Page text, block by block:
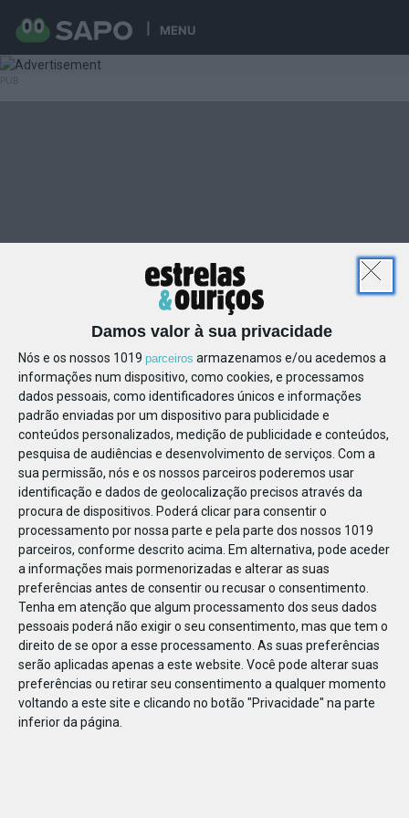
Damos valor à sua privacidade
Nós e os nossos 1019 parceiros armazenamos e/ou acedemos a
informações num dispositivo, como cookies, e processamos
dados pessoais, como identificadores únicos e informações
padrão enviadas por um dispositivo para publicidade e
conteúdos personalizados, medição de publicidade e conteúdos,
pesquisa de audiências e desenvolvimento de serviços. Com a
sua permissão, nós e os nossos parceiros poderemos usar
identificação e dados de geolocalização precisos através da
procura de dispositivos. Poderá clicar para consentir o
processamento por nossa parte e pela parte dos nossos 1019
parceiros, conforme descrito acima. Em alternativa, pode aceder
a informações mais pormenorizadas e alterar as suas
preferências antes de consentir ou recusar o consentimento.
Tenha em atenção que algum processamento dos seus dados
pessoais poderá não exigir o seu consentimento, mas que tem o
direito de se opor a esse processamento. As suas preferências
serão aplicadas apenas a este website. Você pode alterar suas
preferências ou retirar seu consentimento a qualquer momento
voltando a este site e clicando no botão "Privacidade" na parte
inferior da página.
MENU
84287403179203